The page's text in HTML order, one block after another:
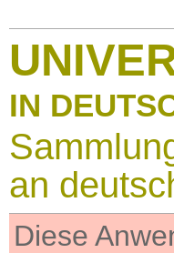
IN
an
Diese